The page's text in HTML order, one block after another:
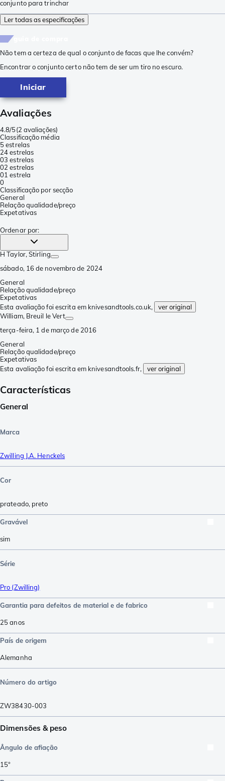
conjunto para trinchar
Ler todas as especificações
Não tem a certeza de qual o conjunto de facas que lhe convém?
Encontrar o conjunto certo não tem de ser um tiro no escuro.
Iniciar
Avaliações
4.8/5(2 avaliações)
Classificação média
5 estrelas
24 estrelas
03 estrelas
02 estrelas
01 estrela
0
Classificação por secção
General
Relação qualidade/preço
Expetativas
Ordenar por:
H Taylor, Stirling
sábado, 16 de novembro de 2024
General
Relação qualidade/preço
Expetativas
Esta avaliação foi escrita em knivesandtools.co.uk,
ver original
William, Breuil le Vert
terça-feira, 1 de março de 2016
General
Relação qualidade/preço
Expetativas
Esta avaliação foi escrita em knivesandtools.fr,
ver original
Características
General
Marca
Zwilling J.A. Henckels
Cor
prateado, preto
Gravável
sim
Série
Pro (Zwilling)
Garantia para defeitos de material e de fabrico
25 anos
País de origem
Alemanha
Número do artigo
ZW38430-003
Dimensões & peso
Ângulo de afiação
15°